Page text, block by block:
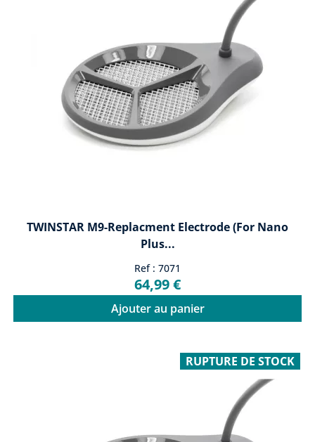
TWINSTAR M9-Replacment Electrode (for Nano
Plus...
Ref : 7071
64,99 €
Ajouter au panier
RUPTURE DE STOCK